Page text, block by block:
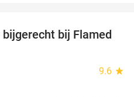
31%
bij Flamed
9.6 star